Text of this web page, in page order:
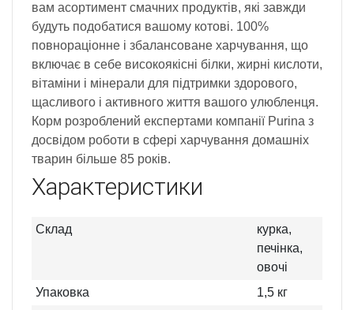
вам асортимент смачних продуктів, які завжди
будуть подобатися вашому котові. 100%
повнораціонне і збалансоване харчування, що
включає в себе високоякісні білки, жирні кислоти,
вітаміни і мінерали для підтримки здорового,
щасливого і активного життя вашого улюбленця.
Корм розроблений експертами компанії Рurina з
досвідом роботи в сфеpі харчування домaшніх
тварин більше 85 років.
Характеристики
Склад
курка,
печінка,
овочі
Упаковка
1,5 кг